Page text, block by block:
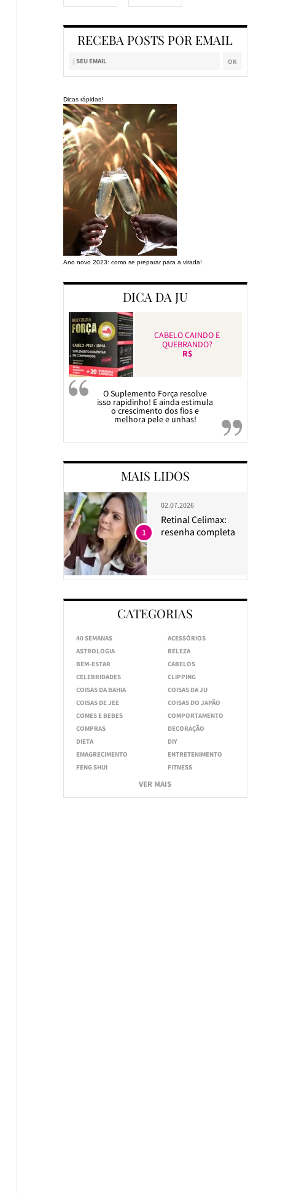
RECEBA POSTS POR EMAIL
Dicas rápidas!
Ano novo 2023: como se preparar para a virada!
DICA DA JU
CABELO CAINDO E
QUEBRANDO?
R$
O Suplemento Força resolve
isso rapidinho! E ainda estimula
o crescimento dos fios e
melhora pele e unhas!
MAIS LIDOS
02.07.2026
Retinal Celimax:
resenha completa
1
CATEGORIAS
40 SEMANAS
ACESSÓRIOS
ASTROLOGIA
BELEZA
BEM-ESTAR
CABELOS
CELEBRIDADES
CLIPPING
COISAS DA BAHIA
COISAS DA JU
COISAS DE JEE
COISAS DO JAPÃO
COMES E BEBES
COMPORTAMENTO
COMPRAS
DECORAÇÃO
DIETA
DIY
EMAGRECIMENTO
ENTRETENIMENTO
FENG SHUI
FITNESS
VER MAIS